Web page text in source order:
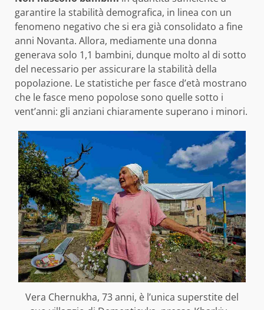
garantire la stabilità demografica, in linea con un
fenomeno negativo che si era già consolidato a fine
anni Novanta. Allora, mediamente una donna
generava solo 1,1 bambini, dunque molto al di sotto
del necessario per assicurare la stabilità della
popolazione. Le statistiche per fasce d’età mostrano
che le fasce meno popolose sono quelle sotto i
vent’anni: gli anziani chiaramente superano i minori.
Vera Chernukha, 73 anni, è l’unica superstite del